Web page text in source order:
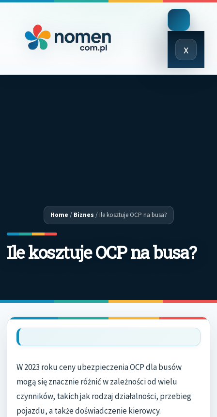
x
Close
Menu
Home / Biznes /Ile kosztuje OCP na busa?
Ile kosztuje OCP na busa?
W 2023 roku ceny ubezpieczenia OCP dla busów
mogą się znacznie różnić w zależności od wielu
czynników, takich jak rodzaj działalności, przebieg
pojazdu, a także doświadczenie kierowcy.